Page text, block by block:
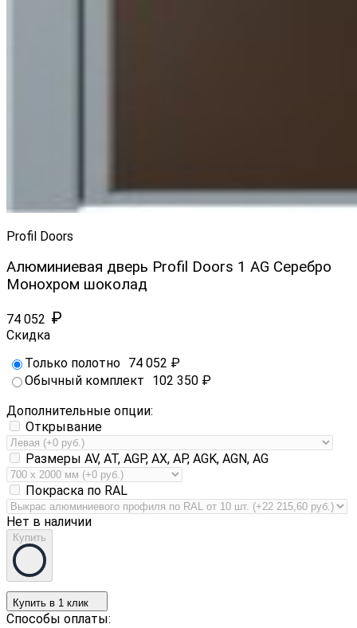
Profil Doors
Алюминиевая дверь Profil Doors 1 AG Серебро
Монохром шоколад
74 052 ₽
Скидка
Только полотно 74 052 ₽
Обычный комплект
102 350 ₽
Дополнительные опции:
Открывание
Размеры AV, AT, AGP, AX, AP, AGK, AGN, AG
Покраска по RAL
Нет в наличии
Купить
Купить в 1 клик
Способы оплаты: